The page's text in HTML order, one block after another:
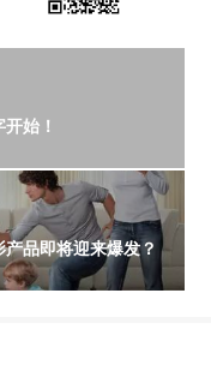
始！
品即将迎来爆发？